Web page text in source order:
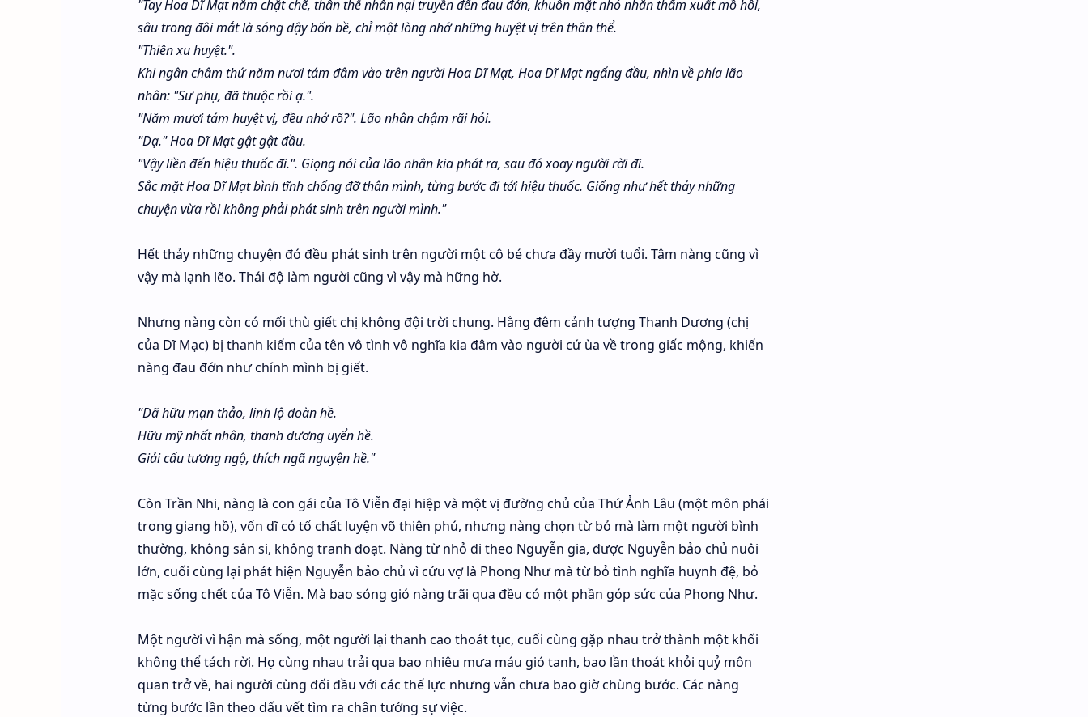
"Tay Hoa Dĩ Mạt nắm chặt chẽ, thân thể nhẫn nại truyền đến đau đớn, khuôn mặt nhỏ nhắn thấm xuất mồ hôi,
sâu trong đôi mắt là sóng dậy bốn bề, chỉ một lòng nhớ những huyệt vị trên thân thể.
"Thiên xu huyệt.".
Khi ngân châm thứ năm nươi tám đâm vào trên người Hoa Dĩ Mạt, Hoa Dĩ Mạt ngẩng đầu, nhìn về phía lão
nhân: "Sư phụ, đã thuộc rồi ạ.".
"Năm mươi tám huyệt vị, đều nhớ rõ?". Lão nhân chậm rãi hỏi.
"Dạ." Hoa Dĩ Mạt gật gật đầu.
"Vậy liền đến hiệu thuốc đi.". Giọng nói của lão nhân kia phát ra, sau đó xoay người rời đi.
Sắc mặt Hoa Dĩ Mạt bình tĩnh chống đỡ thân mình, từng bước đi tới hiệu thuốc. Giống như hết thảy những
chuyện vừa rồi không phải phát sinh trên người mình."
Hết thảy những chuyện đó đều phát sinh trên người một cô bé chưa đầy mười tuổi. Tâm nàng cũng vì
vậy mà lạnh lẽo. Thái độ làm người cũng vì vậy mà hững hờ.
Nhưng nàng còn có mối thù giết chị không đội trời chung. Hằng đêm cảnh tượng Thanh Dương (chị
của Dĩ Mạc) bị thanh kiếm của tên vô tình vô nghĩa kia đâm vào người cứ ùa về trong giấc mộng, khiến
nàng đau đớn như chính mình bị giết.
"Dã hữu mạn thảo, linh lộ đoàn hề.
Hữu mỹ nhất nhân, thanh dương uyển hề.
Giải cấu tương ngộ, thích ngã nguyện hề."
Còn Trần Nhi, nàng là con gái của Tô Viễn đại hiệp và một vị đường chủ của Thứ Ảnh Lâu (một môn phái
trong giang hồ), vốn dĩ có tố chất luyện võ thiên phú, nhưng nàng chọn từ bỏ mà làm một người bình
thường, không sân si, không tranh đoạt. Nàng từ nhỏ đi theo Nguyễn gia, được Nguyễn bảo chủ nuôi
lớn, cuối cùng lại phát hiện Nguyễn bảo chủ vì cứu vợ là Phong Như mà từ bỏ tình nghĩa huynh đệ, bỏ
mặc sống chết của Tô Viễn. Mà bao sóng gió nàng trãi qua đều có một phần góp sức của Phong Như.
Một người vì hận mà sống, một người lại thanh cao thoát tục, cuối cùng gặp nhau trở thành một khối
không thể tách rời. Họ cùng nhau trải qua bao nhiêu mưa máu gió tanh, bao lần thoát khỏi quỷ môn
quan trở về, hai người cùng đối đầu với các thế lực nhưng vẫn chưa bao giờ chùng bước. Các nàng
từng bước lần theo dấu vết tìm ra chân tướng sự việc.